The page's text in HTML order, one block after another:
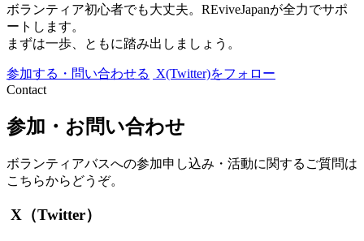
ボランティア初心者でも大丈夫。REviveJapanが全力でサポ
ートします。
まずは一歩、ともに踏み出しましょう。
参加する・問い合わせる
X(Twitter)をフォロー
Contact
参加・お問い合わせ
ボランティアバスへの参加申し込み・活動に関するご質問は
こちらからどうぞ。
X（Twitter）